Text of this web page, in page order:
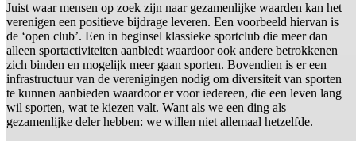
Juist waar mensen op zoek zijn naar gezamenlijke waarden kan het
verenigen een positieve bijdrage leveren. Een voorbeeld hiervan is
de ‘open club’. Een in beginsel klassieke sportclub die meer dan
alleen sportactiviteiten aanbiedt waardoor ook andere betrokkenen
zich binden en mogelijk meer gaan sporten. Bovendien is er een
infrastructuur van de verenigingen nodig om diversiteit van sporten
te kunnen aanbieden waardoor er voor iedereen, die een leven lang
wil sporten, wat te kiezen valt. Want als we een ding als
gezamenlijke deler hebben: we willen niet allemaal hetzelfde.